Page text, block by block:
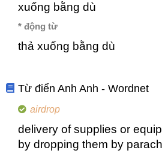
xuống bằng dù
* động từ
thả xuống bằng dù
Từ điển Anh Anh - Wordnet
airdrop
delivery of supplies or
by dropping them by